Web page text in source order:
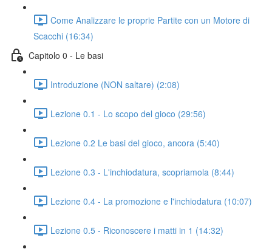
Come Analizzare le proprie Partite con un Motore di
Scacchi (16:34)
Capitolo 0 - Le basi
Introduzione (NON saltare) (2:08)
Lezione 0.1 - Lo scopo del gioco (29:56)
Lezione 0.2 Le basi del gioco, ancora (5:40)
Lezione 0.3 - L'inchiodatura, scopriamola (8:44)
Lezione 0.4 - La promozione e l'inchiodatura (10:07)
Lezione 0.5 - Riconoscere i matti in 1 (14:32)